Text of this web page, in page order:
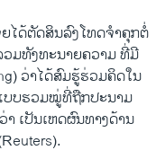
ໄດ້ຕັດ​ສິນ​ລົງ​ໂທດ​ຈຳ​ຄຸກຕໍ່​
ມທັງທະນາຍຄວາມ ທີ່ມີ
ວ່າໄດ້ສົມຮູ້ຮ່ວມຄິດໃນ​
ບບຮວມ​ໝູ່​ທີ່​ຖືກ​ປະ​ນາມ​
ເປັນ​ເຫດ​ຜົນທາງດ້ານ